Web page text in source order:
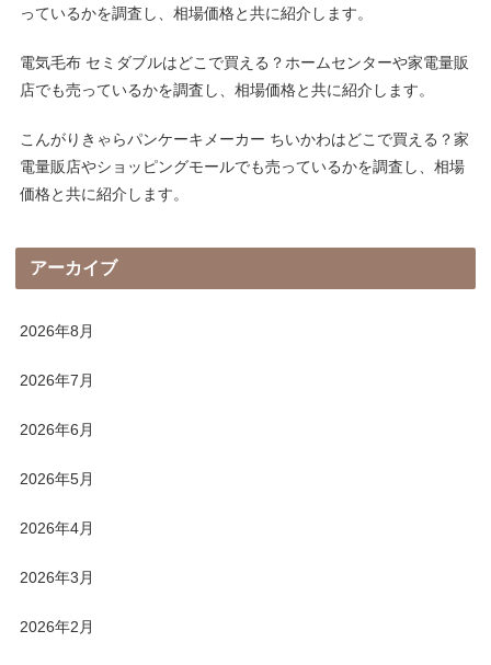
っているかを調査し、相場価格と共に紹介します。
電気毛布 セミダブルはどこで買える？ホームセンターや家電量販
店でも売っているかを調査し、相場価格と共に紹介します。
こんがりきゃらパンケーキメーカー ちいかわはどこで買える？家
電量販店やショッピングモールでも売っているかを調査し、相場
価格と共に紹介します。
アーカイブ
2026年8月
2026年7月
2026年6月
2026年5月
2026年4月
2026年3月
2026年2月